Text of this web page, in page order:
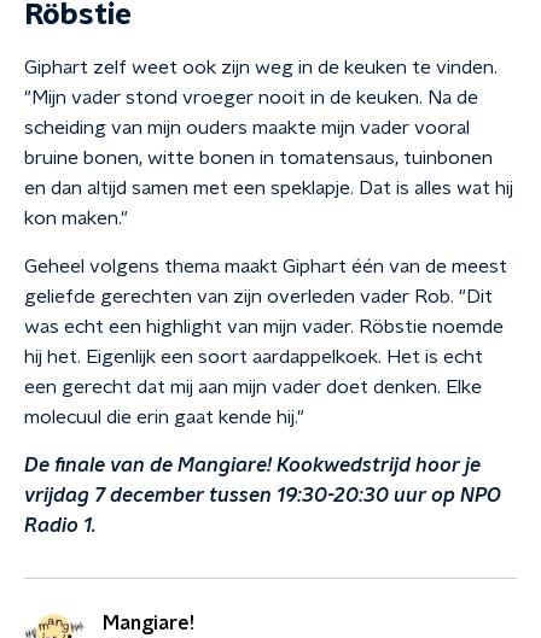
Röbstie
Giphart zelf weet ook zijn weg in de keuken te vinden.
"Mijn vader stond vroeger nooit in de keuken. Na de
scheiding van mijn ouders maakte mijn vader vooral
bruine bonen, witte bonen in tomatensaus, tuinbonen
en dan altijd samen met een speklapje. Dat is alles wat hij
kon maken."
Geheel volgens thema maakt Giphart één van de meest
geliefde gerechten van zijn overleden vader Rob. "Dit
was echt een highlight van mijn vader. Röbstie noemde
hij het. Eigenlijk een soort aardappelkoek. Het is echt
een gerecht dat mij aan mijn vader doet denken. Elke
molecuul die erin gaat kende hij."
De finale van de Mangiare! Kookwedstrijd hoor je
vrijdag 7 december tussen 19:30-20:30 uur op NPO
Radio 1.
Mangiare!